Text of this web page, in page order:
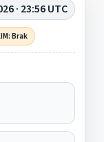
· 23:56 UTC
Brak